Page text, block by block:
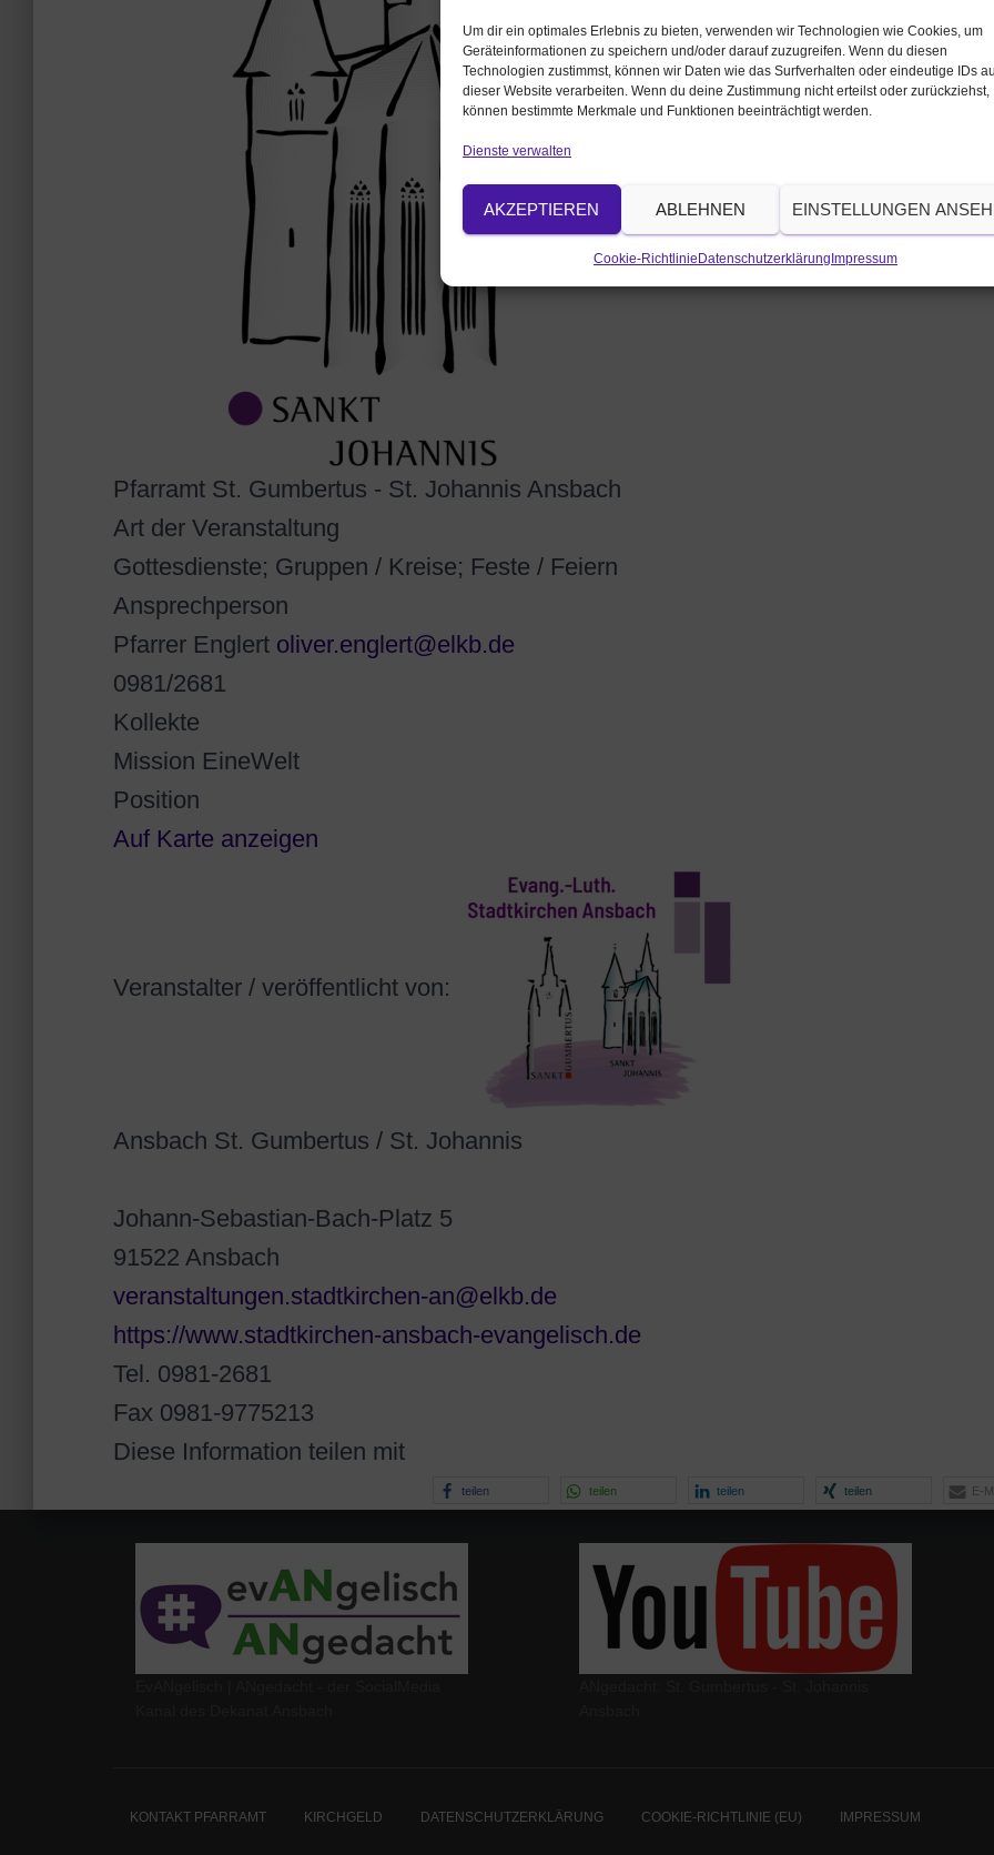
Um dir ein optimales Erlebnis zu bieten, verwenden wir Technologien wie Cookies, um
Geräteinformationen zu speichern und/oder darauf zuzugreifen. Wenn du diesen
Technologien zustimmst, können wir Daten wie das Surfverhalten oder eindeutige IDs
dieser Website verarbeiten. Wenn du deine Zustimmung nicht erteilst oder zurückziehst,
können bestimmte Merkmale und Funktionen beeinträchtigt werden.
Dienste verwalten
AKZEPTIEREN ABLEHNEN EINSTELLUNGEN
Cookie-Richtlinie Datenschutzerklärung Impressum
Pfarramt St. Gumbertus - St. Johannis Ansbach
Art der Veranstaltung
Gottesdienste; Gruppen / Kreise; Feste / Feiern
Ansprechperson
Pfarrer Englert oliver.englert@elkb.de
0981/2681
Kollekte
Mission EineWelt
Position
Auf Karte anzeigen
Veranstalter / veröffentlicht von:
Ansbach St. Gumbertus / St. Johannis
Johann-Sebastian-Bach-Platz 5
91522 Ansbach
veranstaltungen.stadtkirchen-an@elkb.de
https://www.stadtkirchen-ansbach-evangelisch.de
Tel. 0981-2681
Fax 0981-9775213
Diese Information teilen mit
teilen teilen teilen teilen E-
KONTAKT PFARRAMT KIRCHGELD DATENSCHUTZERKLÄRUNG COOKIE-RICHTLINIE (EU) IMPRESSUM